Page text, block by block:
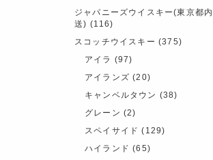
ジャパニーズウイスキー(東京都
送) (116)
スコッチウイスキー (375)
アイラ (97)
アイランズ (20)
キャンベルタウン (38)
グレーン (2)
スペイサイド (129)
ハイランド (65)